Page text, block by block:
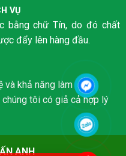
VỤ
bằng chữ Tín, do đó chất
đẩy lên hàng đầu.
và khả năng làm việc
chúng tôi có giả cả hợp lý
ANH